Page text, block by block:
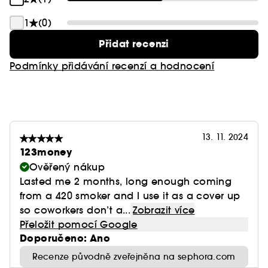
1
(0)
Přidat recenzi
Podmínky přidávání recenzí a hodnocení
13. 11. 2024
123money
Ověřený nákup
Lasted me 2 months, long enough coming
from a 420 smoker and I use it as a cover up
so coworkers don’t a... Zobrazit více
Přeložit pomocí Google
Doporučeno: Ano
Recenze původně zveřejněna na sephora.com